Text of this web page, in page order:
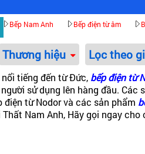
Bếp Nam Anh Bếp điện từ âm
Thương hiệu Lọc theo
tiếng đến từ Đức, bếp điện từ
sử dụng lên hàng đầu. Các
điện từ Nodorvà các sản phẩm
Thất Nam Anh, Hãy gọi ngay